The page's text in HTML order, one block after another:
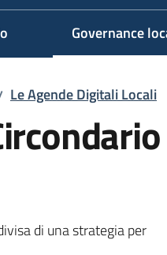
Governance
Le Agende Digitali Locali
di una strategia per